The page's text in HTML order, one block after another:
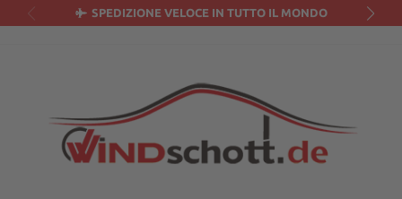
principale SPEDIZIONE VELOCE IN TUTTO IL MONDO